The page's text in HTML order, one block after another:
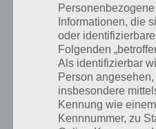
Auch The Walking Dead No
Umsetzung zur beliebten TV-
gut gewählt und dank taktischer
bisher The Walking Dead Road to
sicherlich auch The Walking Dead
baut man sein eigenes Camp
verbünden und so zahlreiche
Informationen, die
oder
Folgenden
Als identifizierbar
Person
insbesondere
Kennung wie
Kennnummer, zu